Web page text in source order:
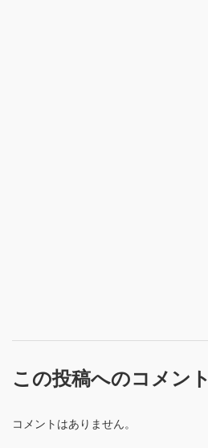
この投稿へのコメント
コメントはありません。